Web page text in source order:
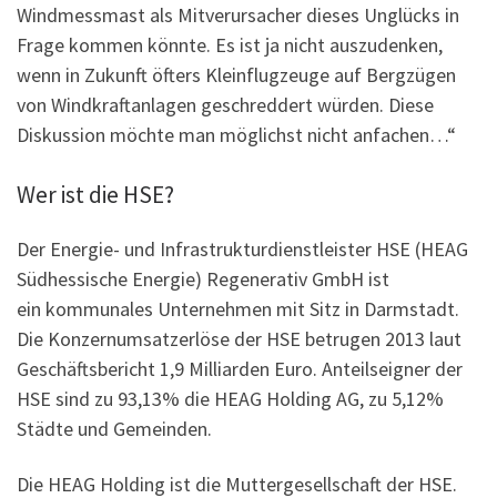
Windmessmast als Mitverursacher dieses Unglücks in
Frage kommen könnte. Es ist ja nicht auszudenken,
wenn in Zukunft öfters Kleinflugzeuge auf Bergzügen
von Windkraftanlagen geschreddert würden. Diese
Diskussion möchte man möglichst nicht anfachen…“
Wer ist die HSE?
Der Energie- und Infrastrukturdienstleister HSE (HEAG
Südhessische Energie) Regenerativ GmbH ist
ein kommunales Unternehmen mit Sitz in Darmstadt.
Die Konzernumsatzerlöse der HSE betrugen 2013 laut
Geschäftsbericht 1,9 Milliarden Euro. Anteilseigner der
HSE sind zu 93,13% die HEAG Holding AG, zu 5,12%
Städte und Gemeinden.
Die HEAG Holding ist die Muttergesellschaft der HSE.